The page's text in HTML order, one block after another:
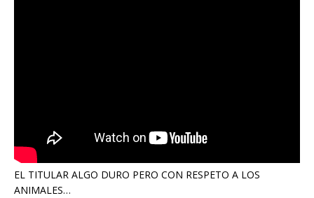
EL TITULAR ALGO DURO PERO CON RESPETO A LOS
ANIMALES…